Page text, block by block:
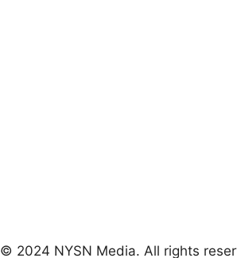
Panahan
© 2024 NYSN Media. All rights